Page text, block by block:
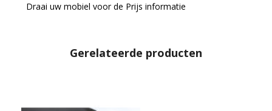
Draai uw mobiel voor de Prijs informatie
Gerelateerde producten